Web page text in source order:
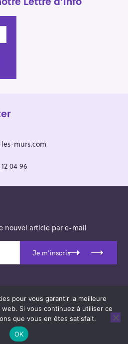
murs.com
04 96
nouvel article par e-mail
Je m'inscris
Hors-les-Murs.
byPixelgrade.
pour vous garantir la meilleure
Si vous continuez à utiliser ce
que vous en êtes satisfait.
OK